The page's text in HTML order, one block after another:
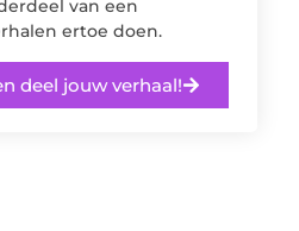
van een
ertoe doen.
deel jouw verhaal!